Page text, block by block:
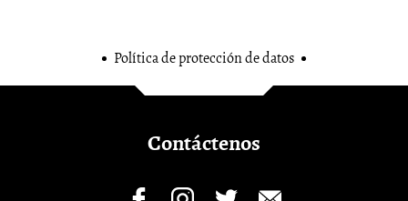
Política de protección de datos
Contáctenos